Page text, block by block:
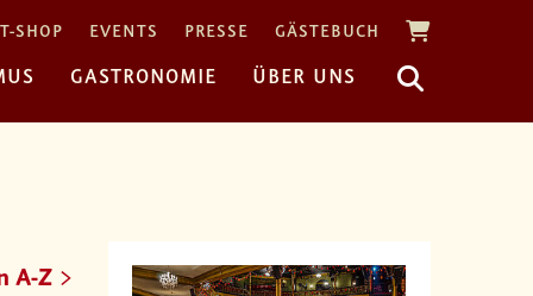
SHOP EVENTS PRESSE GÄSTEBUCH
GASTRONOMIE ÜBER UNS
A-Z